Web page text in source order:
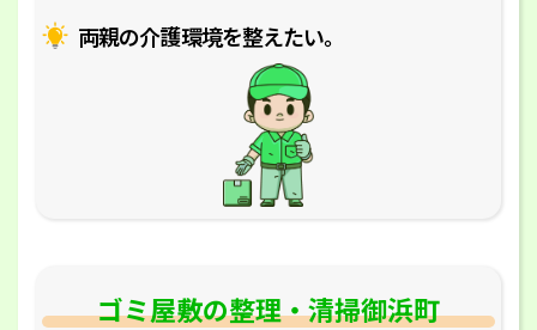
両親の介護環境を整えたい｡
ゴミ屋敷の整理・清掃御浜町